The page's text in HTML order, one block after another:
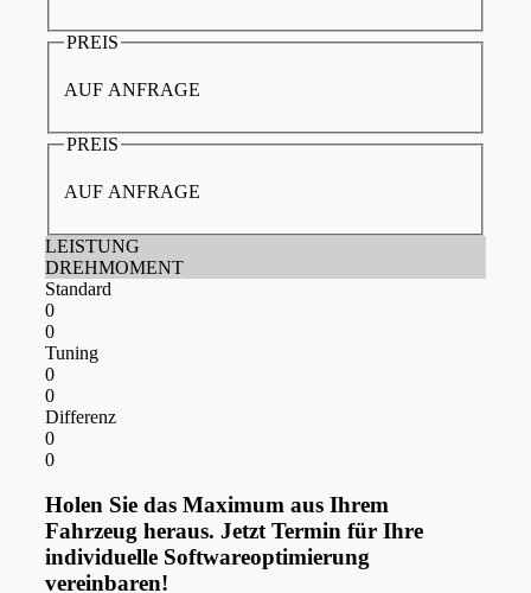
PREIS
AUF ANFRAGE
PREIS
AUF ANFRAGE
LEISTUNG
DREHMOMENT
Standard
0
0
Tuning
0
0
Differenz
0
0
Holen Sie das Maximum aus Ihrem
Fahrzeug heraus. Jetzt Termin für Ihre
individuelle Softwareoptimierung
vereinbaren!